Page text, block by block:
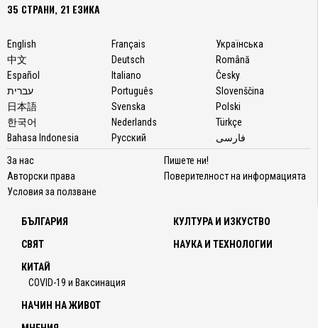
35 СТРАНИ, 21 ЕЗИКА
English
中文
Español
עברית
日本語
한국어
Bahasa Indonesia
Français
Deutsch
Italiano
Português
Svenska
Nederlands
Русский
Українська
Română
Česky
Slovenščina
Polski
Türkçe
فارسی
За нас
Авторски права
Условия за ползване
Пишете ни!
Поверителност на информацията
БЪЛГАРИЯ
СВЯТ
КИТАЙ
COVID-19 и Ваксинация
КУЛТУРА И ИЗКУСТВО
НАУКА И ТЕХНОЛОГИИ
НАЧИН НА ЖИВОТ